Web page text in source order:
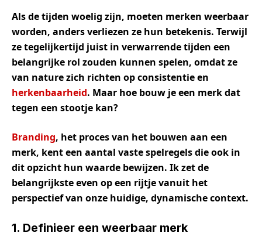
Als de tijden woelig zijn, moeten merken weerbaar
worden, anders verliezen ze hun betekenis. Terwijl
ze tegelijkertijd juist in verwarrende tijden een
belangrijke rol zouden kunnen spelen, omdat ze
van nature zich richten op consistentie en
herkenbaarheid. Maar hoe bouw je een merk dat
tegen een stootje kan?
Branding, het proces van het bouwen aan een
merk, kent een aantal vaste spelregels die ook in
dit opzicht hun waarde bewijzen. Ik zet de
belangrijkste even op een rijtje vanuit het
perspectief van onze huidige, dynamische context.
1. Definieer een weerbaar merk